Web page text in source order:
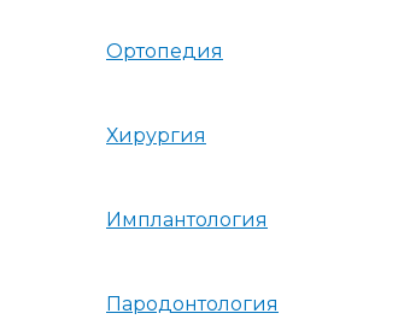
Ортопедия
Хирургия
Имплантология
Пародонтология